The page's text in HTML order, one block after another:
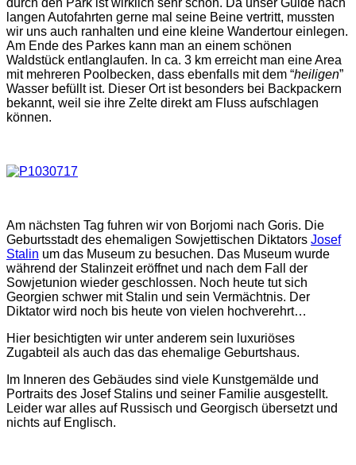
langen Autofahrten gerne mal seine Beine vertritt, mussten
wir uns auch ranhalten und eine kleine Wandertour einlegen.
Am Ende des Parkes kann man an einem schönen
Waldstück entlanglaufen. In ca. 3 km erreicht man eine Area
mit mehreren Poolbecken, dass ebenfalls mit dem “heiligen”
Wasser befüllt ist. Dieser Ort ist besonders bei Backpackern
bekannt, weil sie ihre Zelte direkt am Fluss aufschlagen
können.
Am nächsten Tag fuhren wir von Borjomi nach Goris. Die
Geburtsstadt des ehemaligen Sowjettischen Diktators Josef
Stalin um das Museum zu besuchen. Das Museum wurde
während der Stalinzeit eröffnet und nach dem Fall der
Sowjetunion wieder geschlossen. Noch heute tut sich
Georgien schwer mit Stalin und sein Vermächtnis. Der
Diktator wird noch bis heute von vielen hochverehrt…
Hier besichtigten wir unter anderem sein luxuriöses
Zugabteil als auch das das ehemalige Geburtshaus.
Im Inneren des Gebäudes sind viele Kunstgemälde und
Portraits des Josef Stalins und seiner Familie ausgestellt.
Leider war alles auf Russisch und Georgisch übersetzt und
nichts auf Englisch.